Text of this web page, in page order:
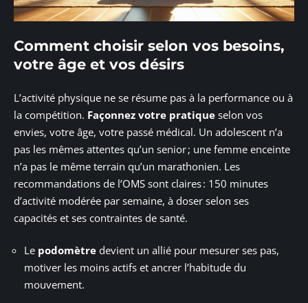
Comment choisir selon vos besoins,
votre âge et vos désirs
L’activité physique ne se résume pas à la performance ou à
la compétition. Façonnez votre pratique selon vos
envies, votre âge, votre passé médical. Un adolescent n’a
pas les mêmes attentes qu’un senior ; une femme enceinte
n’a pas le même terrain qu’un marathonien. Les
recommandations de l’OMS sont claires : 150 minutes
d’activité modérée par semaine, à doser selon ses
capacités et ses contraintes de santé.
Le podomètre devient un allié pour mesurer ses pas,
motiver les moins actifs et ancrer l’habitude du
mouvement.